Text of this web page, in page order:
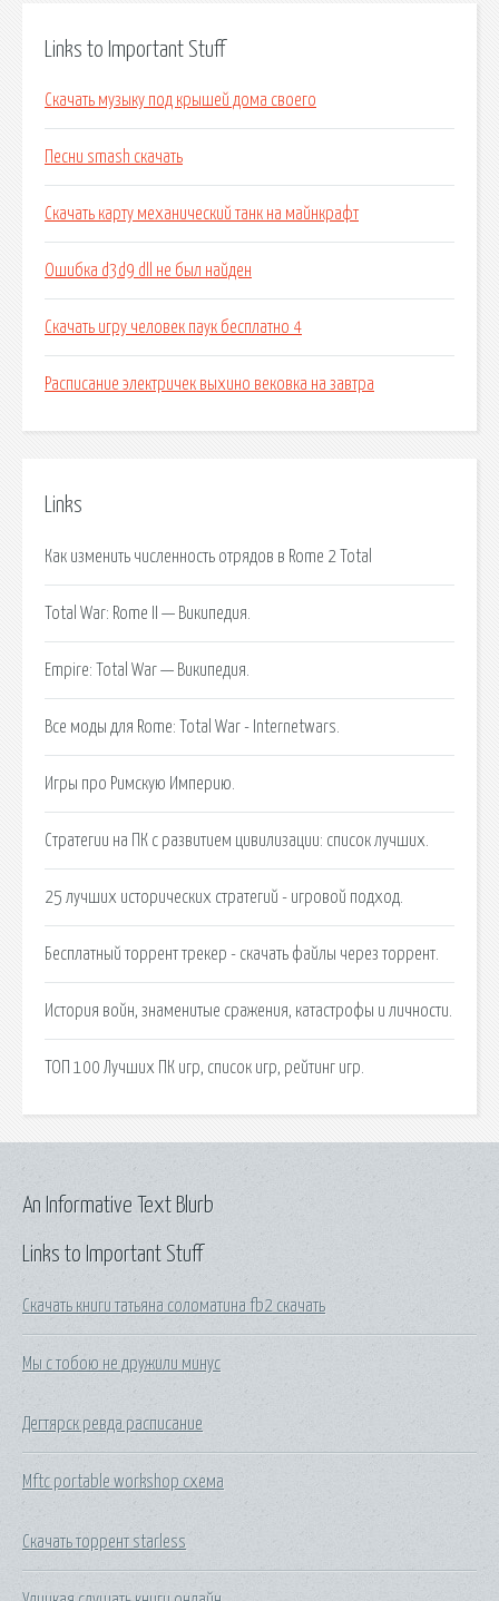
Links to Important Stuff
Скачать музыку под крышей дома своего
Песни smash скачать
Скачать карту механический танк на майнкрафт
Ошибка d3d9 dll не был найден
Скачать игру человек паук бесплатно 4
Расписание электричек выхино вековка на завтра
Links
Как изменить численность отрядов в Rome 2 Total
Total War: Rome II — Википедия.
Empire: Total War — Википедия.
Все моды для Rome: Total War - Internetwars.
Игры про Римскую Империю.
Стратегии на ПК с развитием цивилизации: список лучших.
25 лучших исторических стратегий - игровой подход.
Бесплатный торрент трекер - скачать файлы через торрент.
История войн, знаменитые сражения, катастрофы и личности.
ТОП 100 Лучших ПК игр, список игр, рейтинг игр.
Links to Important Stuff
Скачать книги татьяна соломатина fb2 скачать
Мы с тобою не дружили минус
Дегтярск ревда расписание
Mftc portable workshop схема
Скачать торрент starless
An Informative Text Blurb